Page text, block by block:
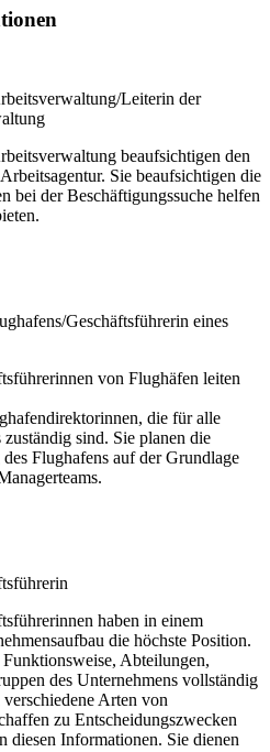
Leiterin der
beaufsichtigen den
Sie beaufsichtigen die
bei der Beschäftigungssuche helfen
Geschäftsführerin eines
von Flughäfen leiten
die für alle
sind. Sie planen die
Flughafens auf der Grundlage
haben in einem
die höchste Position.
Abteilungen,
des Unternehmens vollständig
Arten von
zu Entscheidungszwecken
diesen Informationen. Sie dienen